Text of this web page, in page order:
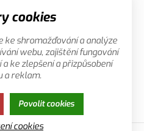
cookies
ke shromažďování a analýze
webu, zajištění fungování
ke zlepšení a přizpůsobení
a reklam.
Povolit cookies
cookies